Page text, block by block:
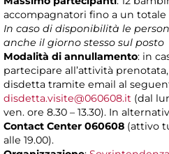
accompagnatori fino a un totale
In caso di disponibilità le
anche il giorno stesso sul posto
Modalità di annullamento: in
partecipare all’attività
disdetta tramite email al
disdetta.visite@060608.it (dal
ven. ore 8.30 – 13.30). In
Contact Center 060608 (attivo
alle 19.00).